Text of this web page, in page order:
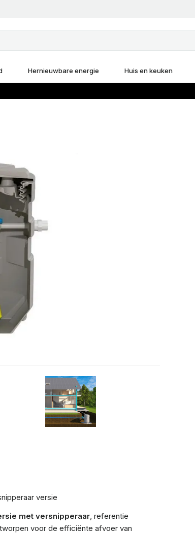
Hernieuwbare energie Huis en keuken
versie
met versnipperaar, referentie
voor de efficiënte afvoer van